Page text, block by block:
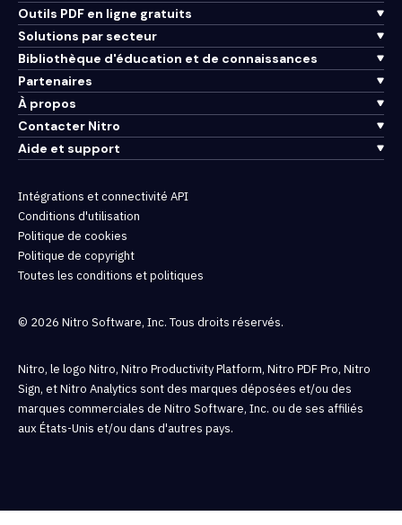
Outils PDF en ligne gratuits
Solutions par secteur
Bibliothèque d'éducation et de connaissances
Partenaires
À propos
Contacter Nitro
Aide et support
Intégrations et connectivité API
Conditions d'utilisation
Politique de cookies
Politique de copyright
Toutes les conditions et politiques
© 2026 Nitro Software, Inc. Tous droits réservés.
Nitro, le logo Nitro, Nitro Productivity Platform, Nitro PDF Pro, Nitro
Sign, et Nitro Analytics sont des marques déposées et/ou des
marques commerciales de Nitro Software, Inc. ou de ses affiliés
aux États-Unis et/ou dans d'autres pays.